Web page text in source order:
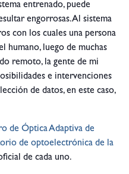
entrenado, puede
engorrosas. Al sistema
con los cuales una persona
humano, luego de muchas
remoto, la gente de mi
e intervenciones
de datos, en este caso,
de Óptica Adaptiva de
de optoelectrónica de la
de cada uno.